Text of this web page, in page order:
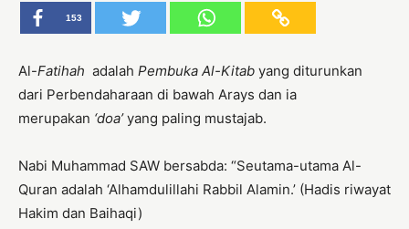
153
Al-Fatihah adalah Pembuka Al-Kitab yang diturunkan
dari Perbendaharaan di bawah Arays dan ia
merupakan ‘doa’yang paling mustajab.
Nabi Muhammad SAW bersabda: “Seutama-utama Al-
Quran adalah ‘Alhamdulillahi Rabbil Alamin.’ (Hadis riwayat
Hakim dan Baihaqi)